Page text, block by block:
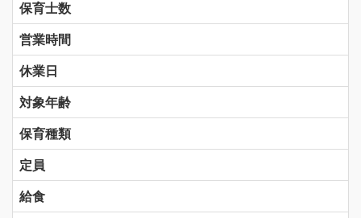
保育士数
営業時間
休業日
対象年齢
保育種類
定員
給食